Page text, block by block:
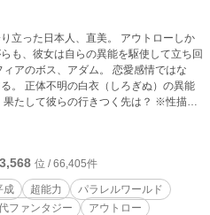
立った日本人、直美。 アウトローしか
も、彼女は自らの異能を駆使して立ち回
アのボス、アダム。 恋愛感情ではな
異能
て彼らの行きつく先は？ ※性描写
につき、不定期更新、エタる可能性あ
んとかしてます。精査しないでくださ
向け。エロまで遠いかも。 ・その場で
か」でカギカッコを使い分けています。
の会話が『』になるので。）そのため英
ミスではありません。
位 / 66,405件
成 超能力
パラレルワールド
ファンタジー アウトロー